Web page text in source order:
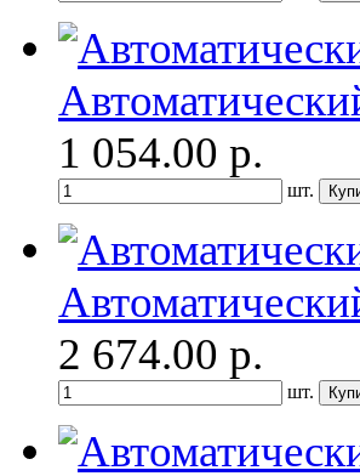
1 054.00 р.
шт.
2 674.00 р.
шт.